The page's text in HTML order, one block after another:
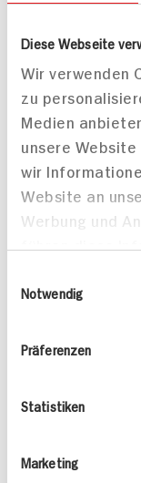
Diese Webseite
Wir verwenden
zu
Medien
unsere
wir
Website an
Werbung und
bereitgestellt
Notwendig
Präferenzen
Statistiken
Marketing
Surf & Turf Burger